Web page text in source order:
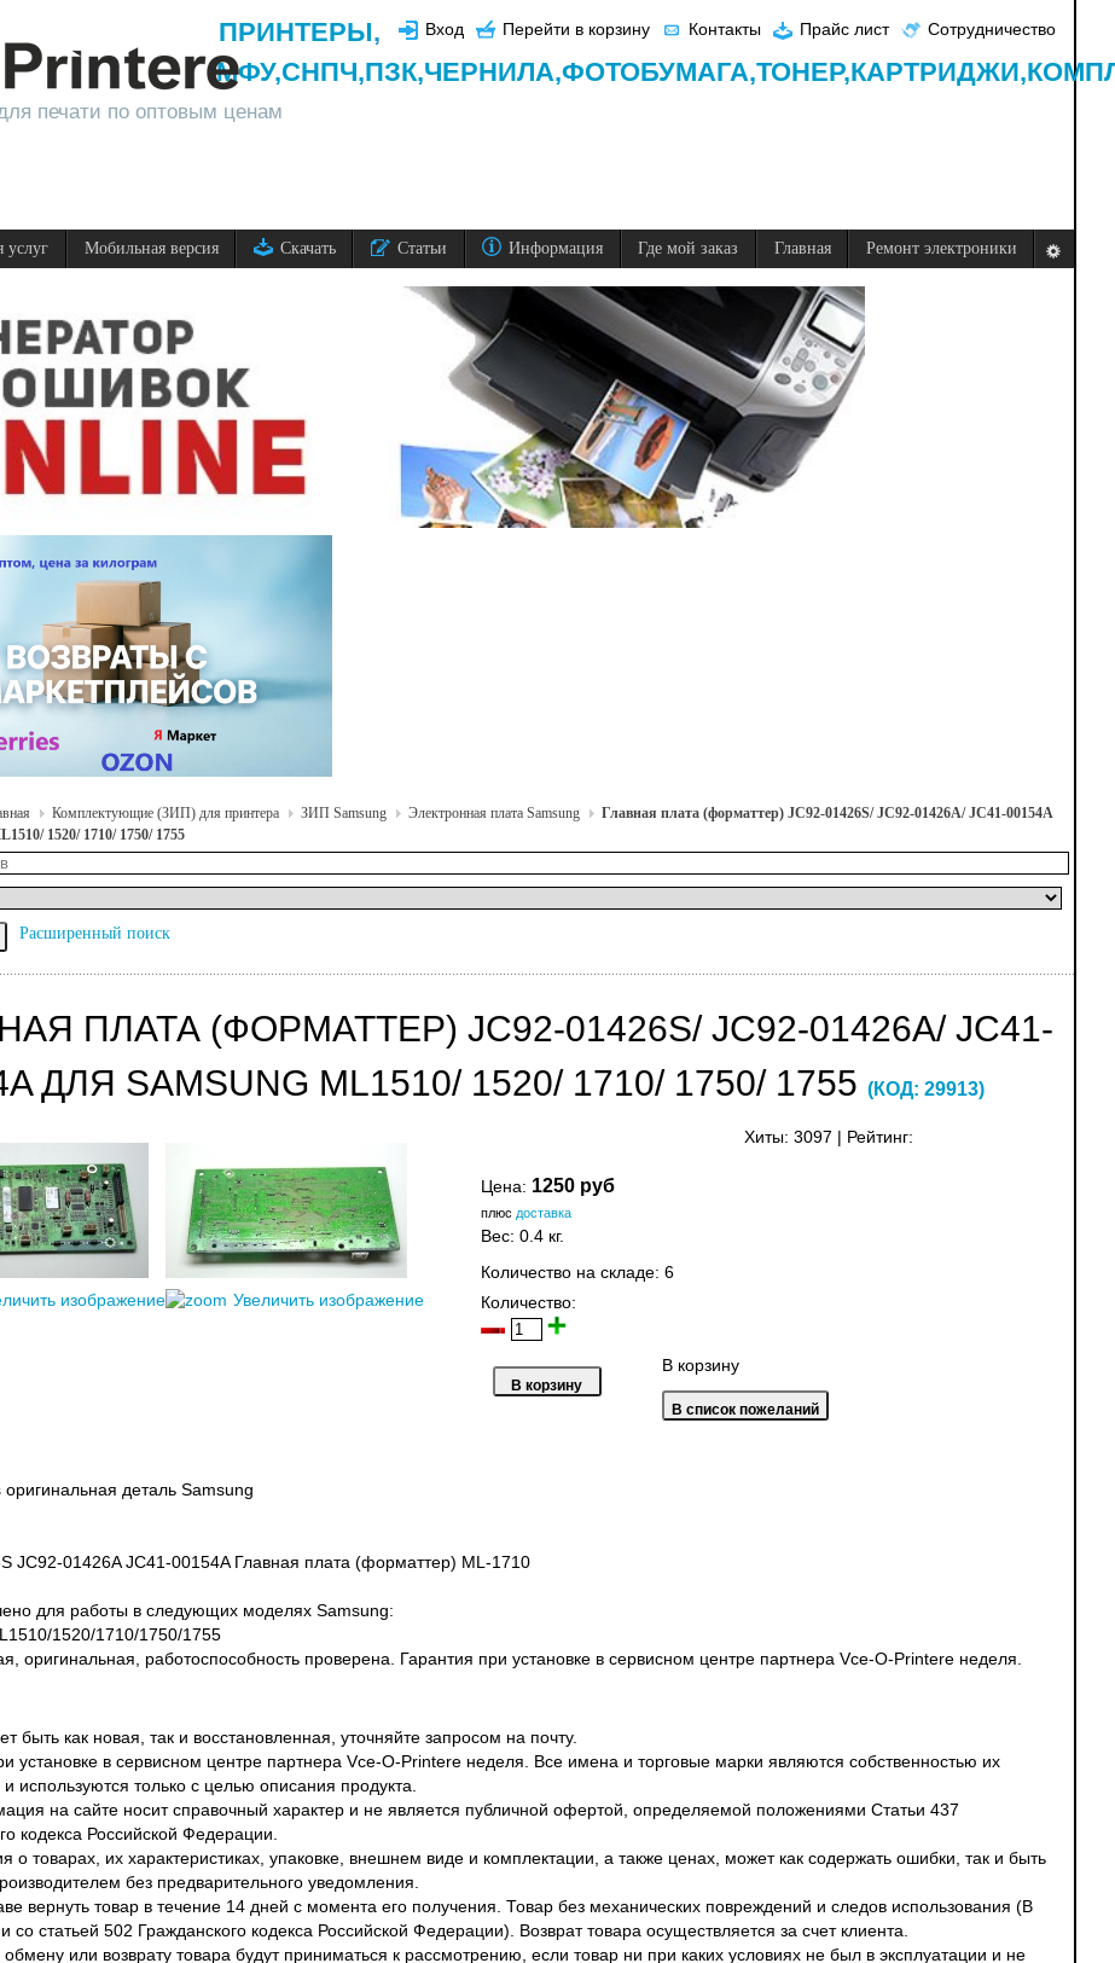
печати по оптовым ценам
Вход Перейти в корзину Контакты Прайс лист Сотрудничество
ПРИНТЕРЫ,
МФУ,СНПЧ,ПЗК,ЧЕРНИЛА,ФОТОБУМАГА,ТОНЕР,КАРТРИДЖИ,
услуг Мобильная версия Скачать Статьи Информация Где мой заказ Главная Ремонт электроники
Комплектующие (ЗИП) для принтера ЗИП Samsung Электронная плата Samsung
Главная плата (форматтер) JC92-01426S/ JC92-01426A/ JC41-00154A
1520/ 1710/ 1750/ 1755
Расширенный поиск
ПЛАТА (ФОРМАТТЕР) JC92-01426S/ JC92-01426A/ JC41-
ДЛЯ SAMSUNG ML1510/ 1520/ 1710/ 1750/ 1755 (КОД: 29913)
Хиты: 3097 Рейтинг:
изображение Увеличить изображение
Цена: 1250 руб
плюс доставка
Вес: 0.4 кг.
Количество на складе: 6
Количество:
В корзину
деталь Samsung
JC92-01426A JC41-00154A Главная плата (форматтер) ML-1710
для работы в следующих моделях Samsung:
1520/1710/1750/1755
оригинальная, работоспособность проверена. Гарантия при установке в сервисном центре партнера Vce-O-Printere неделя.
быть как новая, так и восстановленная, уточняйте запросом на почту.
установке в сервисном центре партнера Vce-O-Printere неделя. Все имена и торговые марки являются собственностью их
и используются только с целью описания продукта.
на сайте носит справочный характер и не является публичной офертой, определяемой положениями Статьи 437
кодекса Российской Федерации.
о товарах, их характеристиках, упаковке, внешнем виде и комплектации, а также ценах, может как содержать ошибки, так и быть
без предварительного уведомления.
вернуть товар в течение 14 дней с момента его получения. Товар без механических повреждений и следов использования (В
со статьей 502 Гражданского кодекса Российской Федерации). Возврат товара осуществляется за счет клиента.
или возврату товара будут приниматься к рассмотрению, если товар ни при каких условиях не был в эксплуатации и не